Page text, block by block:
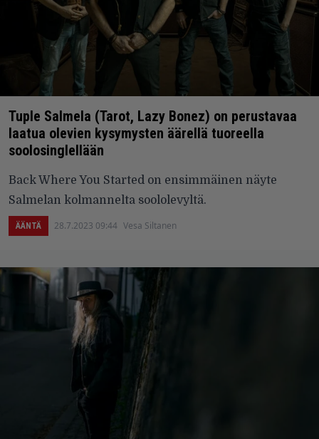
Tuple Salmela (Tarot, Lazy Bonez) on perustavaa
laatua olevien kysymysten äärellä tuoreella
soolosinglellään
Back Where You Started on ensimmäinen näyte
Salmelan kolmannelta soololevyltä.
ÄÄNTÄ 28.7.2023 09:44 Vesa Siltanen